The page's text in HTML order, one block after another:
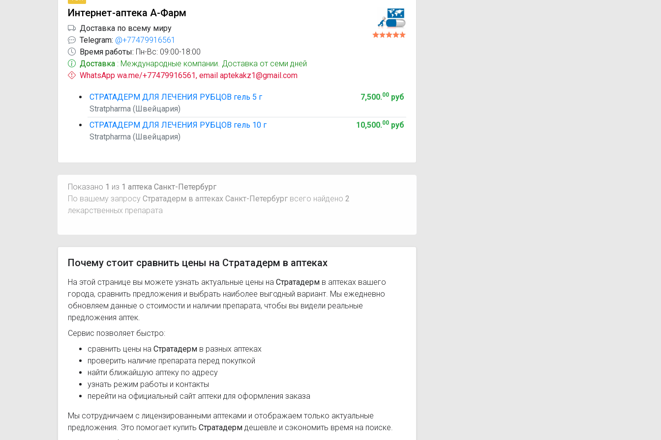
Интернет-аптека А-Фарм
Доставка по всему миру
Telegram: @+77479916561
Время работы: Пн-Вс: 09:00-18:00
Доставка : Международные компании. Доставка от семи дней
WhatsApp wa.me/+77479916561, email aptekakz1@gmail.com
СТРАТАДЕРМ ДЛЯ ЛЕЧЕНИЯ РУБЦОВ гель 5 г
Stratpharma (Швейцария)
7,500.00руб
СТРАТАДЕРМ ДЛЯ ЛЕЧЕНИЯ РУБЦОВ гель 10 г
Stratpharma (Швейцария)
10,500.00руб
Показано 1 из 1 аптека Санкт-Петербург
По вашему запросу Стратадерм в аптеках Санкт-Петербург всего найдено 2
лекарственных препарата
Почему стоит сравнить цены на Стратадерм в аптеках
На этой странице вы можете узнать актуальные цены на Стратадерм в аптеках вашего
города, сравнить предложения и выбрать наиболее выгодный вариант. Мы ежедневно
обновляем данные о стоимости и наличии препарата, чтобы вы видели реальные
предложения аптек.
Сервис позволяет быстро:
сравнить цены на Стратадерм в разных аптеках
проверить наличие препарата перед покупкой
найти ближайшую аптеку по адресу
узнать режим работы и контакты
перейти на официальный сайт аптеки для оформления заказа
Мы сотрудничаем с лицензированными аптеками и отображаем только актуальные
предложения. Это помогает купить Стратадерм дешевле и сэкономить время на поиске.